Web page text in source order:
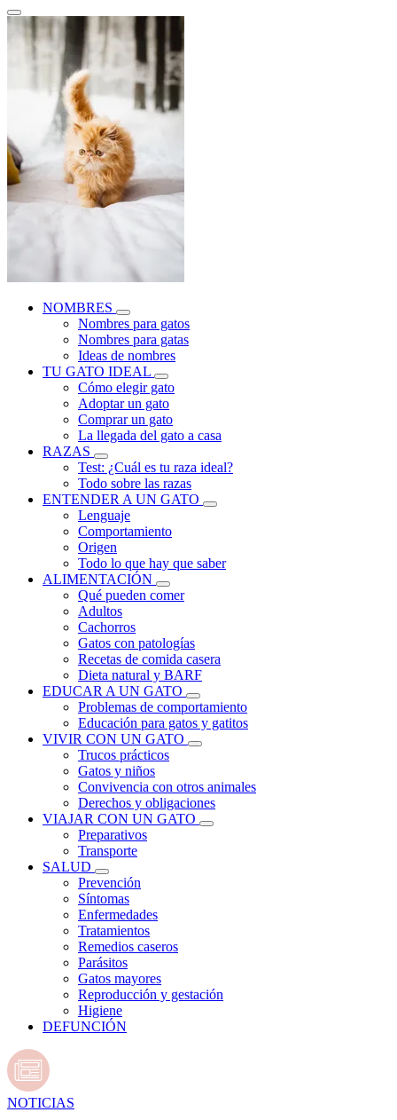
NOMBRES
Nombres para gatos
Nombres para gatas
Ideas de nombres
TU GATO IDEAL
Cómo elegir gato
Adoptar un gato
Comprar un gato
La llegada del gato a casa
RAZAS
Test: ¿Cuál es tu raza ideal?
Todo sobre las razas
ENTENDER A UN GATO
Lenguaje
Comportamiento
Origen
Todo lo que hay que saber
ALIMENTACIÓN
Qué pueden comer
Adultos
Cachorros
Gatos con patologías
Recetas de comida casera
Dieta natural y BARF
EDUCAR A UN GATO
Problemas de comportamiento
Educación para gatos y gatitos
VIVIR CON UN GATO
Trucos prácticos
Gatos y niños
Convivencia con otros animales
Derechos y obligaciones
VIAJAR CON UN GATO
Preparativos
Transporte
SALUD
Prevención
Síntomas
Enfermedades
Tratamientos
Remedios caseros
Parásitos
Gatos mayores
Reproducción y gestación
Higiene
DEFUNCIÓN
NOTICIAS